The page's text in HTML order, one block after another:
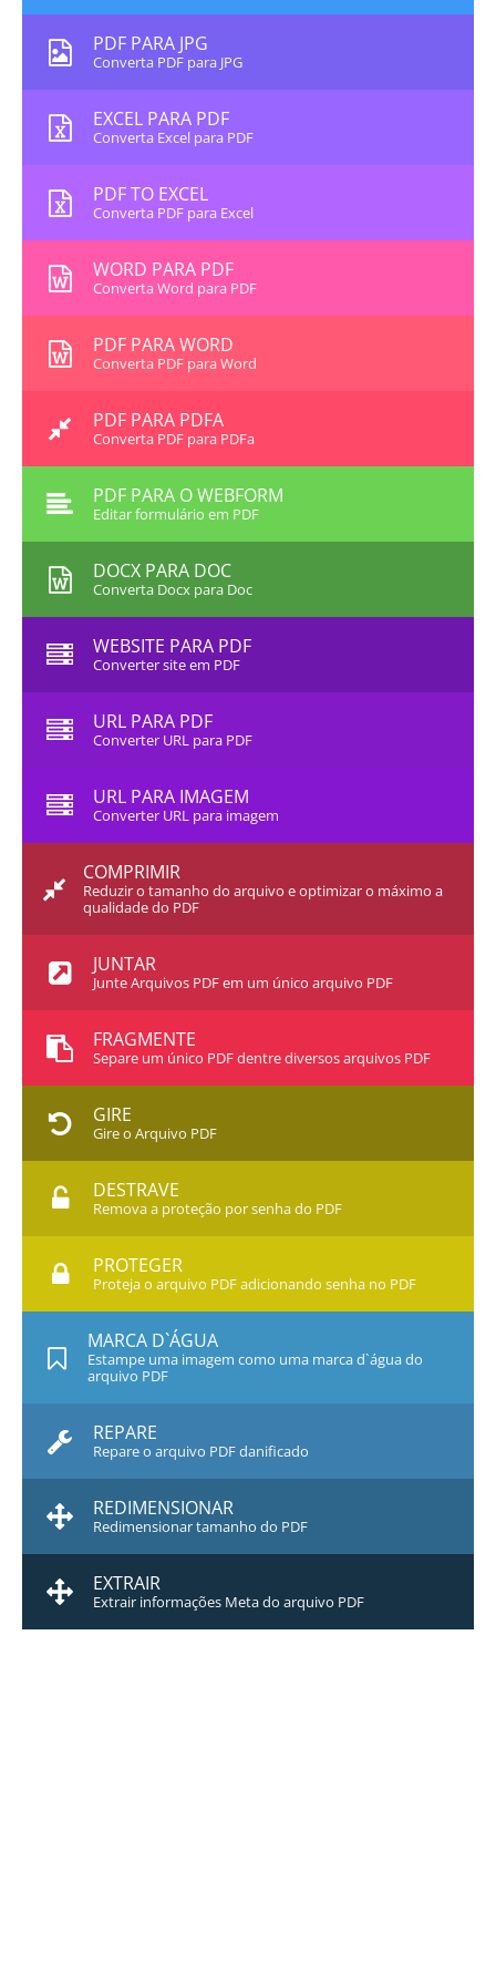
PDF PARA JPG
Converta PDF para JPG
EXCEL PARA PDF
Converta Excel para PDF
PDF TO EXCEL
Converta PDF para Excel
WORD PARA PDF
Converta Word para PDF
PDF PARA WORD
Converta PDF para Word
PDF PARA PDFA
Converta PDF para PDFa
PDF PARA O WEBFORM
Editar formulário em PDF
DOCX PARA DOC
Converta Docx para Doc
WEBSITE PARA PDF
Converter site em PDF
URL PARA PDF
Converter URL para PDF
URL PARA IMAGEM
Converter URL para imagem
COMPRIMIR
Reduzir o tamanho do arquivo e optimizar o máximo a
qualidade do PDF
JUNTAR
Junte Arquivos PDF em um único arquivo PDF
FRAGMENTE
Separe um único PDF dentre diversos arquivos PDF
GIRE
Gire o Arquivo PDF
DESTRAVE
Remova a proteção por senha do PDF
PROTEGER
Proteja o arquivo PDF adicionando senha no PDF
MARCA D`ÁGUA
Estampe uma imagem como uma marca d`água do
arquivo PDF
REPARE
Repare o arquivo PDF danificado
REDIMENSIONAR
Redimensionar tamanho do PDF
EXTRAIR
Extrair informações Meta do arquivo PDF